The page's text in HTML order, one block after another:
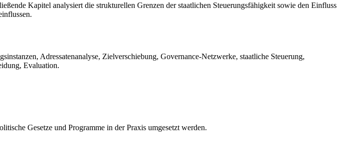
Kapitel analysiert die strukturellen Grenzen der staatlichen Steuerungsfähigkeit sowie den Einfluss
Adressatenanalyse, Zielverschiebung, Governance-Netzwerke, staatliche Steuerung,
Evaluation.
Gesetze und Programme in der Praxis umgesetzt werden.